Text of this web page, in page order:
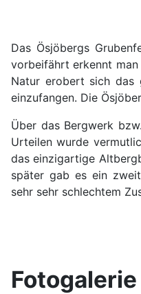
Das Ösjöbergs
vorbeifährt erkennt man
Natur erobert sich das
einzufangen. Die
Über das Bergwerk
Urteilen wurde
das einzigartige
später gab es ein
sehr sehr schlechtem